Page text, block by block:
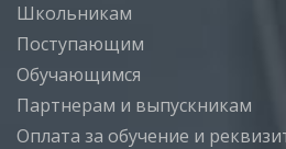
Школьникам
Поступающим
Обучающимся
Партнерам и выпускникам
Оплата за обучение и